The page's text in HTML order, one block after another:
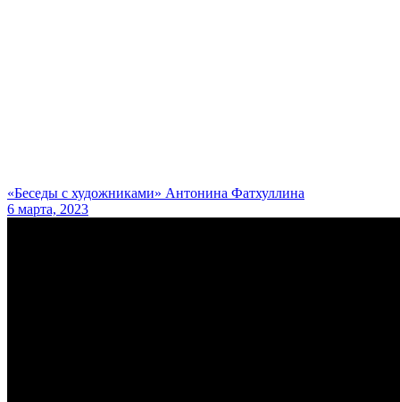
«Беседы с художниками» Антонина Фатхуллина
6 марта, 2023